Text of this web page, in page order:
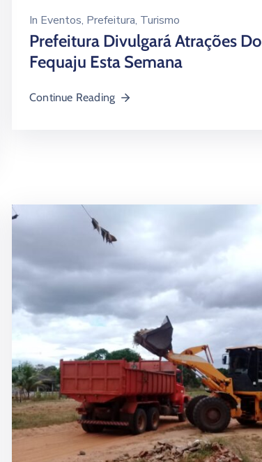
In Eventos‚ Prefeitura‚ Turismo
Prefeitura Divulgará Atrações Do
Fequaju Esta Semana
Continue Reading